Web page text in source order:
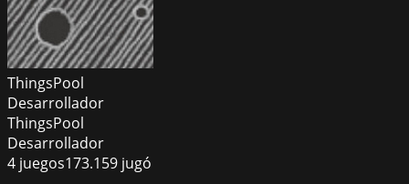
ThingsPool
Desarrollador
ThingsPool
Desarrollador
4 juegos173.159 jugó